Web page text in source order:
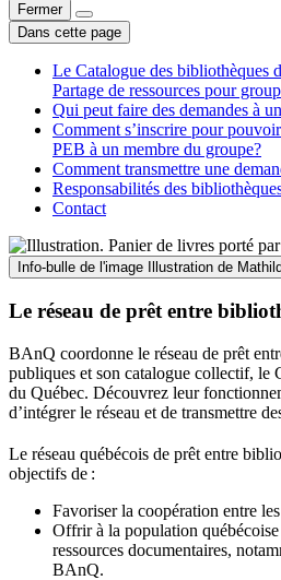
Fermer
Dans cette page
Le Catalogue des bibliothèques
Partage de ressources pour
Qui peut faire des demandes à
Comment s’inscrire pour
PEB à un membre du groupe?
Comment transmettre une
Responsabilités des
Contact
Info-bulle de l'image Illustration de
Le réseau de prêt entre
BAnQ coordonne le réseau de prêt
publiques et son catalogue collectif, le
du Québec. Découvrez leur
d’intégrer le réseau et de transmettre
Le réseau québécois de prêt entre
objectifs de :
Favoriser la coopération entre
Offrir à la population
ressources documentaires,
BAnQ.